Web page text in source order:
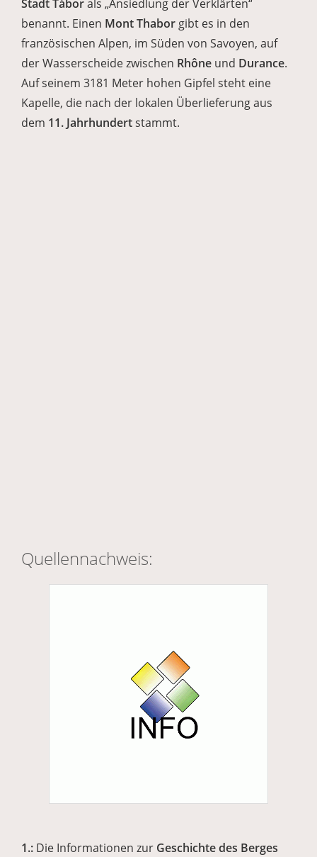
Stadt Táborals „Ansiedlung der Verklärten“
benannt. Einen Mont Thabor gibt es in den
französischen Alpen, im Süden von Savoyen, auf
der Wasserscheide zwischen Rhône und Durance.
Auf seinem 3181 Meter hohen Gipfel steht eine
Kapelle, die nach der lokalen Überlieferung aus
dem 11. Jahrhundertstammt.
Quellennachweis:
1.: Die Informationen zur Geschichte des Berges